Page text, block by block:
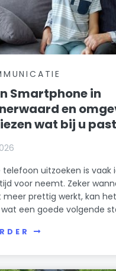
Smartphone in
en
wat bij u past
telefoon uitzoeken is vaak
voor neemt. Zeker
prettig werkt, kan
een goede volgende